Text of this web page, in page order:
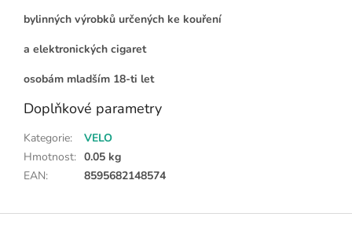
bylinných výrobků určených ke kouření
a elektronických cigaret
osobám mladším 18-ti let
Doplňkové parametry
Kategorie:
VELO
Hmotnost: 0.05 kg
EAN: 8595682148574
Z